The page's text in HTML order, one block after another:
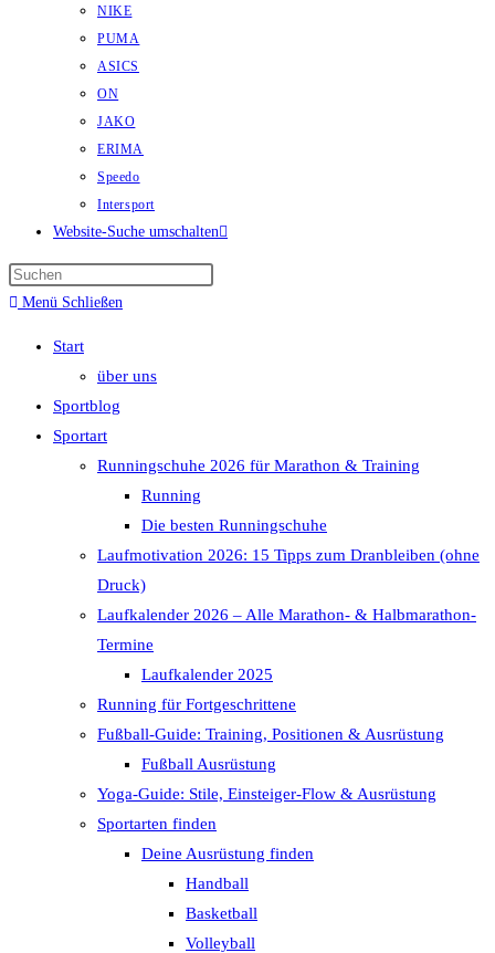
NIKE
PUMA
ASICS
ON
JAKO
ERIMA
Speedo
Intersport
Website-Suche umschalten
Menü Schließen
Start
über uns
Sportblog
Sportart
Runningschuhe 2026 für Marathon & Training
Running
Die besten Runningschuhe
Laufmotivation 2026: 15 Tipps zum Dranbleiben (ohne
Druck)
Laufkalender 2026 – Alle Marathon- & Halbmarathon-
Termine
Laufkalender 2025
Running für Fortgeschrittene
Fußball-Guide: Training, Positionen & Ausrüstung
Fußball Ausrüstung
Yoga-Guide: Stile, Einsteiger-Flow & Ausrüstung
Sportarten finden
Deine Ausrüstung finden
Handball
Basketball
Volleyball